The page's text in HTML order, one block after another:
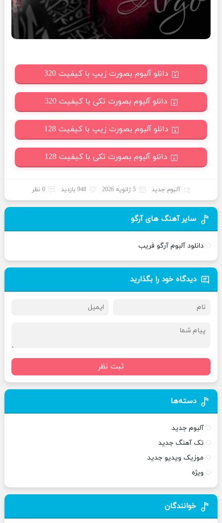
دانلو آلبوم بصورت زیپ با کیفیت 320
دانلو آلبوم بصورت تکی با کیفیت 320
دانلو آلبوم بصورت زیپ با کیفیت 128
دانلو آلبوم بصورت تکی با کیفیت 128
آلبوم جدید 5 ژانویه 2026 948 بازدید 0 نظر
سایر آهنگ های آرگو
دانلود آلبوم آرگو فریب
دیدگاه خود را بگذارید
ثبت نظر
دسته‌ها
آلبوم جدید
تک آهنگ جدید
موزیک ویدیو جدید
ویژه
خوانندگان